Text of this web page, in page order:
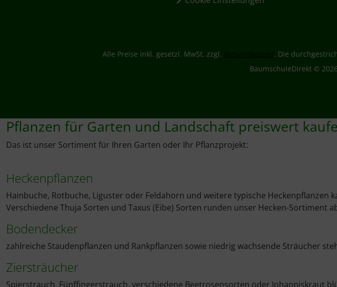
Alle Preise inkl. gesetzl. MwSt. zzgl. Versandkosten . Die
BaumschuleDirekt ©
Pflanzen für Garten und Landschaft preiswert
Das ist unser Sortiment für Ihren Garten oder Ihr Pflanzprojekt:
Heckenpflanzen
Hainbuche, Rotbuche, Liguster oder Feldahorn und weitere typische
Verschiedene Thuja Sorten und Taxus (Eibe) Sorten runden unser Hecken-Sortiment
Bodendecker
zahlreiche Staudenpflanzen und Rankpflanzen sowie niedrig wachsende Sträucher
Ziersträucher
Spierstrauch, Fünffingerstrauch, verschiedene Beetrosensorten oder Johanniskraut